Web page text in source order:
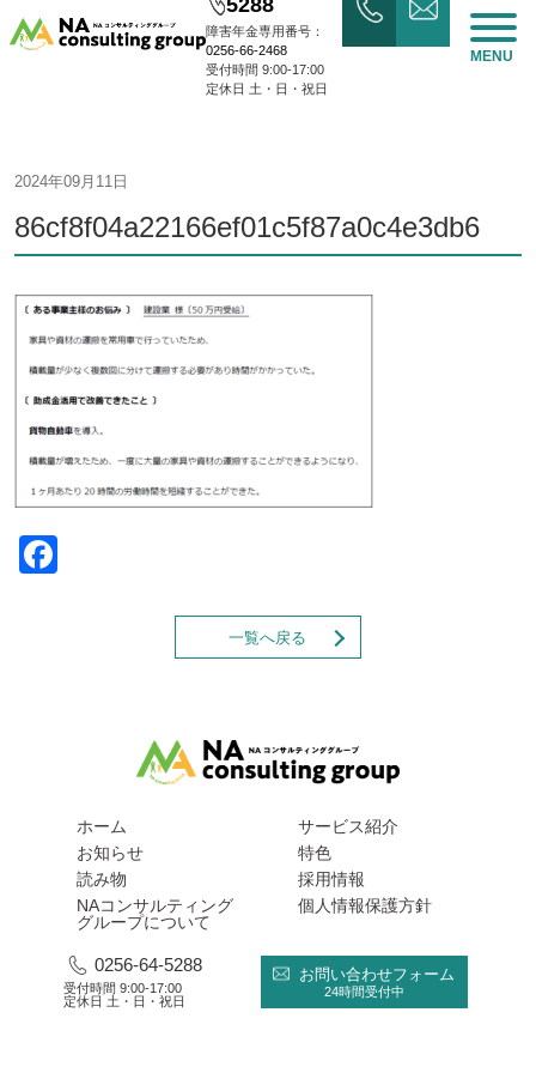
障害年金専用番号：
0256-66-2468
受付時間 9:00-17:00
定休日 土・日・祝日
MENU
2024年09月11日
86cf8f04a22166ef01c5f87a0c4e3db6
一覧へ戻る
ホーム
お知らせ
読み物
NAコンサルティング
グループについて
サービス紹介
特色
採用情報
個人情報保護方針
0256-64-5288
受付時間 9:00-17:00
定休日 土・日・祝日
お問い合わせフォーム
24時間受付中